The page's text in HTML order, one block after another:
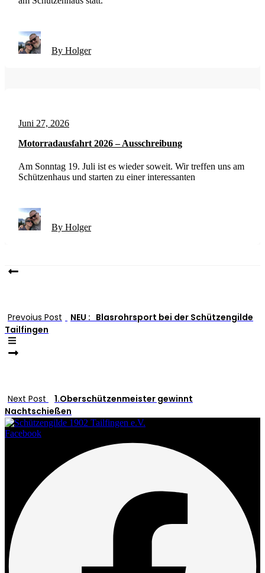
By Holger
Juni 27, 2026
Motorradausfahrt 2026 – Ausschreibung
Am Sonntag 19. Juli ist es wieder soweit. Wir treffen uns am
Schützenhaus und starten zu einer interessanten
By Holger
Prevoius Post
NEU : Blasrohrsport bei der Schützengilde
Tailfingen
Next Post
1.Oberschützenmeister gewinnt
Nachtschießen
Facebook